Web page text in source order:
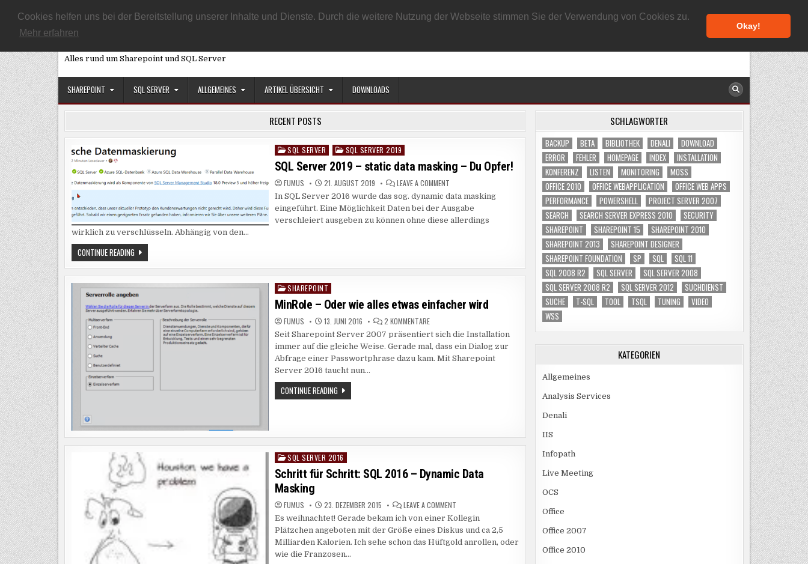
Cookies helfen uns bei der Bereitstellung unserer Inhalte und Dienste. Durch die weitere Nutzung der Webseite stimmen Sie der Verwendung von Cookies zu.
Mehr erfahren
Okay!
content
START ARTIKEL ÜBERSICHT DATENSCHUTZEINSTELLUNGEN BENUTZER DATENSCHUTZRICHTLINIE IMPRESSUM SAMPLE PAGE 8. AUGUST 2026
SQL, Sharepoint und Co
Alles rund um Sharepoint und SQL Server
SHAREPOINT SQL SERVER ALLGEMEINES ARTIKEL ÜBERSICHT DOWNLOADS
RECENT POSTS
Posted
in
SQL SERVER SQL SERVER 2019
SQL Server 2019 – static data masking – Du Opfer!
FUMUS 21. AUGUST 2019 LEAVE A COMMENTON
SERVER
–
STATIC
DATA
In SQL Server 2016 wurde das sog. dynamic data masking
eingeführt. Eine Möglichkeit Daten bei der Ausgabe
verschleiert ausgeben zu können ohne diese allerdings
wirklich zu verschlüsseln. Abhängig von den…
CONTINUE READING SQL
SERVER
2019
–
STATIC
DATA
MASKING
–
DU
OPFER!
Posted
in
SHAREPOINT
MinRole – Oder wie alles etwas einfacher wird
FUMUS 13. JUNI 2016 2 KOMMENTAREZU
MINROLE
–
ODER
WIE
ALLES
ETWAS
Seit Sharepoint Server 2007 präsentiert sich die Installation
immer auf die gleiche Weise. Gerade mal, dass ein Dialog zur
Abfrage einer Passwortphrase dazu kam. Mit Sharepoint
Server 2016 taucht nun…
CONTINUE READINGMINROLE
–
EINFACHER
WIRD
Posted
in
SQL SERVER 2016
Schritt für Schritt: SQL 2016 – Dynamic Data
Masking
FUMUS 23. DEZEMBER 2015 LEAVE A COMMENTON
FÜR
SCHRITT:
SQL
2016
–
Es weihnachtet! Gerade bekam ich von einer Kollegin
Plätzchen angeboten mit der Größe eines Diskus und ca 2,5
Milliarden Kalorien. Ich sehe schon das Hüftgold anrollen, oder
wie die Franzosen…
SCHLAGWÖRTER
BACKUP BETA BIBLIOTHEK DENALI
DOWNLOAD
ERROR
FEHLER HOMEPAGE INDEX
INSTALLATION
KONFERENZ
LISTEN MONITORING
MOSS
OFFICE 2010
OFFICE WEBAPPLICATION
OFFICE WEB APPS
PERFORMANCE
POWERSHELL
PROJECT SERVER 2007
SEARCH
SEARCH SERVER EXPRESS 2010
SECURITY
SHAREPOINT
SHAREPOINT 15
SHAREPOINT 2010
SHAREPOINT 2013
SHAREPOINT DESIGNER
SHAREPOINT FOUNDATION
SP SQL
SQL 11
SQL 2008 R2
SQL SERVER
SQL SERVER 2008
SQL SERVER 2008 R2
SQL SERVER 2012
SUCHDIENST
SUCHE
T-SQL TOOL TSQL TUNING
VIDEO
WSS
KATEGORIEN
Allgemeines
Analysis Services
Denali
IIS
Infopath
Live Meeting
OCS
Office
Office 2007
Office 2010